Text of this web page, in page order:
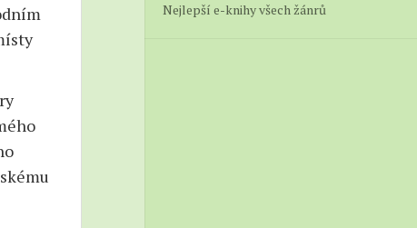
Nejlepší e-knihy všech žánrů